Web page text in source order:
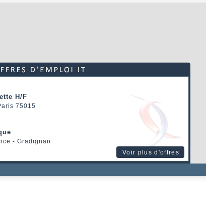
H/F
75015
- Gradignan
Voir plus d'offres